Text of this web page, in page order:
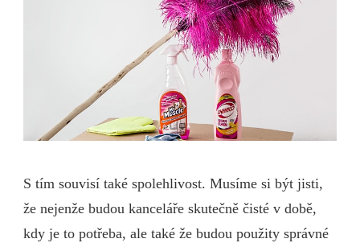
S tím souvisí také spolehlivost. Musíme si být jisti,
že nejenže budou kanceláře skutečně čisté v době,
kdy je to potřeba, ale také že budou použity správné